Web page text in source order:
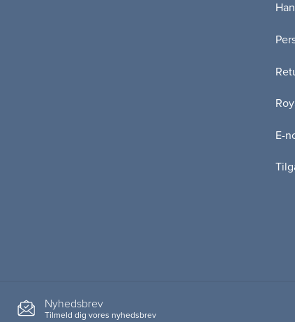
E-
Nyhedsbrev
Tilmeld dig vores nyhedsbrev